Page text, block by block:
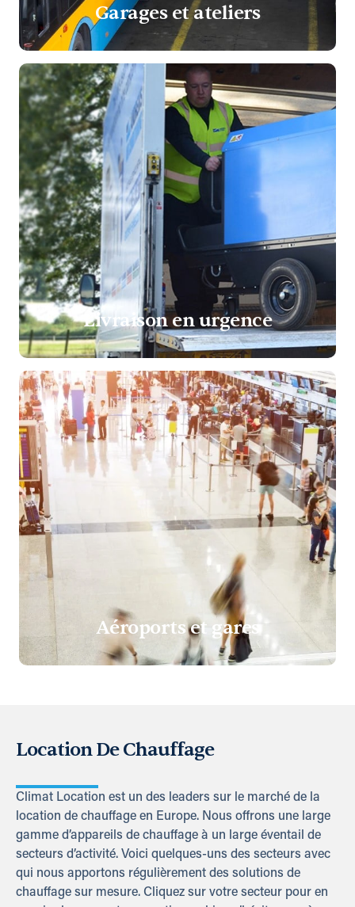
Garages et ateliers
Livraison en urgence
Aéroports et gares
Location De Chauffage
Climat Location est un des leaders sur le marché de la
location de chauffage en Europe. Nous offrons une large
gamme d’appareils de chauffage à un large éventail de
secteurs d’activité. Voici quelques-uns des secteurs avec
qui nous apportons régulièrement des solutions de
chauffage sur mesure. Cliquez sur votre secteur pour en